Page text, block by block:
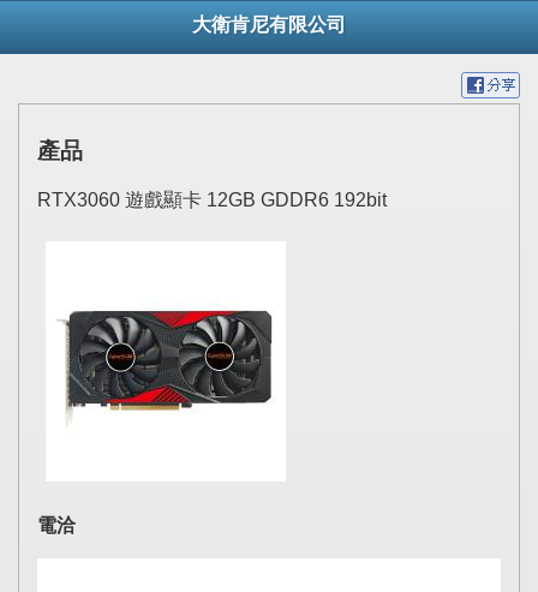
大衛肯尼有限公司
產品
RTX3060 遊戲顯卡 12GB GDDR6 192bit
電洽